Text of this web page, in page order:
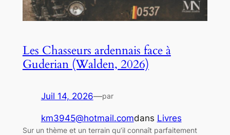
Les Chasseurs ardennais face à
Guderian (Walden, 2026)
Juil 14, 2026—par
km3945@hotmail.comdans Livres
Sur un thème et un terrain qu’il connaît parfaitement